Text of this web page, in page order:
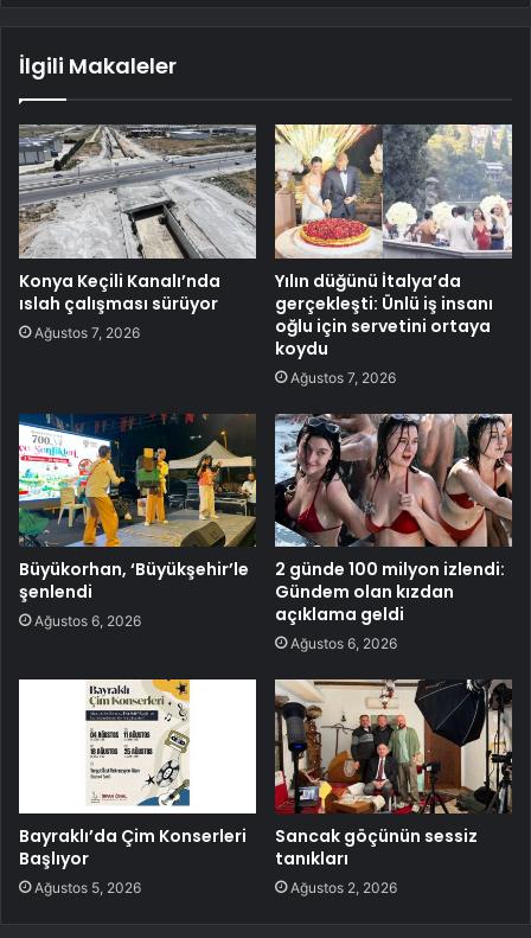
İlgili Makaleler
Konya Keçili Kanalı’nda
ıslah çalışması sürüyor
Ağustos 7, 2026
Yılın düğünü İtalya’da
gerçekleşti: Ünlü iş insanı
oğlu için servetini ortaya
koydu
Ağustos 7, 2026
Büyükorhan, ‘Büyükşehir’le
şenlendi
Ağustos 6, 2026
2 günde 100 milyon izlendi:
Gündem olan kızdan
açıklama geldi
Ağustos 6, 2026
Bayraklı’da Çim Konserleri
Başlıyor
Ağustos 5, 2026
Sancak göçünün sessiz
tanıkları
Ağustos 2, 2026